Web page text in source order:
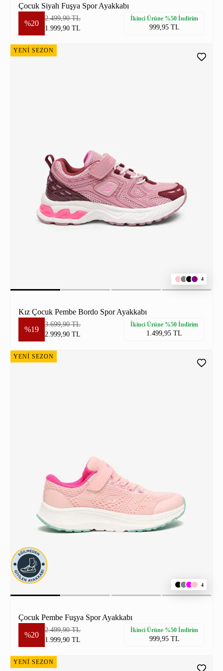
Çocuk Siyah Fuşya Spor Ayakkabı
%20
2.499,90 TL
1.999,90 TL
İkinci Ürüne %50 İndirim
999,95 TL
YENİ SEZON
4
Kız Çocuk Pembe Bordo Spor Ayakkabı
%19
3.699,90 TL
2.999,90 TL
İkinci Ürüne %50 İndirim
1.499,95 TL
YENİ SEZON
4
Çocuk Pembe Fuşya Spor Ayakkabı
%20
2.499,90 TL
1.999,90 TL
İkinci Ürüne %50 İndirim
999,95 TL
YENİ SEZON